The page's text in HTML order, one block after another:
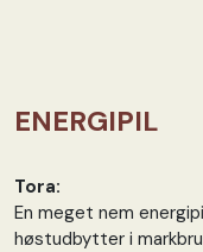
ENERGIPIL
Tora:
En meget nem
høstudbytter i